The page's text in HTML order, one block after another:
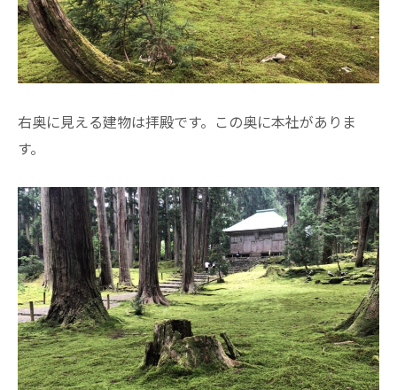
右奥に見える建物は拝殿です。この奥に本社がありま
す。